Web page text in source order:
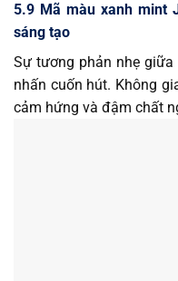
5.9 Mã màu xanh mint
sáng tạo
Sự tương phản nhẹ
nhấn cuốn hút. Không
cảm hứng và đậm chất